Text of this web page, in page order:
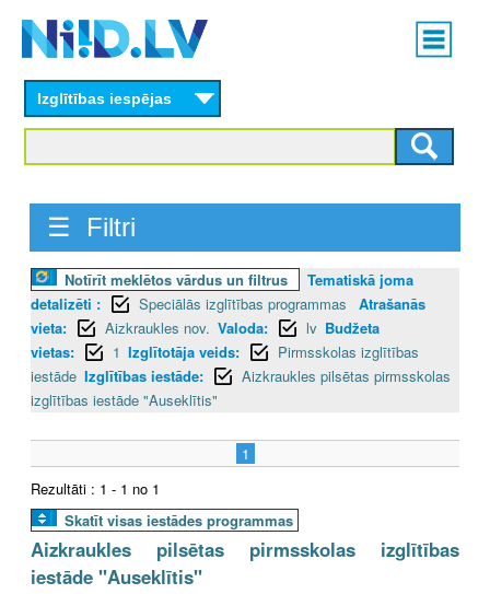
content
Main
menu
Izglītības iespējas
☰ Filtri
Notīrīt meklētos vārdus un filtrus
Tematiskā joma
detalizēti :
Speciālās izglītības programmas
Atrašanās
vieta:
Aizkraukles nov. Valoda: lv Budžeta
vietas:
1 Izglītotāja veids:
Pirmsskolas izglītības
iestāde Izglītības iestāde:
Aizkraukles pilsētas pirmsskolas
izglītības iestāde "Auseklītis"
1
Rezultāti : 1 - 1 no 1
Skatīt visas iestādes programmas
Aizkraukles pilsētas pirmsskolas izglītības
iestāde "Auseklītis"